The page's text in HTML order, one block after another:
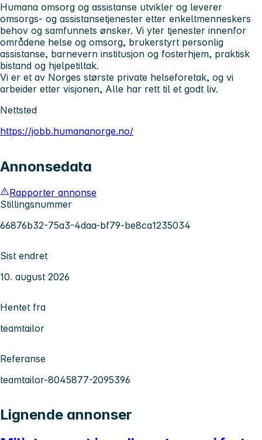
Humana omsorg og assistanse utvikler og leverer
omsorgs- og assistansetjenester etter enkeltmenneskers
behov og samfunnets ønsker. Vi yter tjenester innenfor
områdene helse og omsorg, brukerstyrt personlig
assistanse, barnevern institusjon og fosterhjem, praktisk
bistand og hjelpetiltak.
Vi er et av Norges største private helseforetak, og vi
arbeider etter visjonen, Alle har rett til et godt liv.
Nettsted
https://jobb.humananorge.no/
Annonsedata
Rapporter annonse
Stillingsnummer
66876b32-75a3-4daa-bf79-be8ca1235034
Sist endret
10. august 2026
Hentet fra
teamtailor
Referanse
teamtailor-8045877-2095396
Lignende annonser